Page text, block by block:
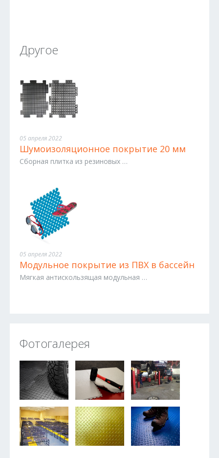
Другое
05 апреля 2022
Шумоизоляционное покрытие 20 мм
Сборная плитка из резиновых …
05 апреля 2022
Модульное покрытие из ПВХ в бассейн
Мягкая антискользящая модульная …
Фотогалерея